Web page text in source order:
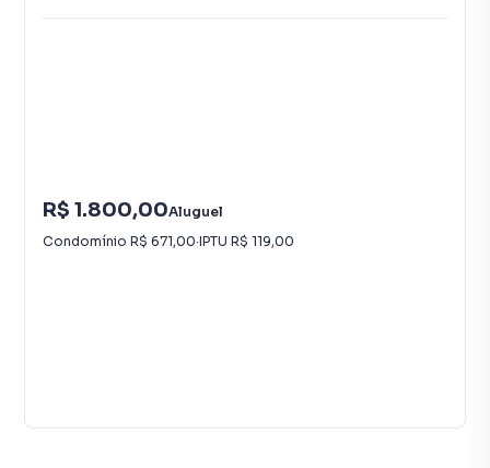
R$ 1.800,00Aluguel
Condomínio R$ 671,00·IPTU R$ 119,00